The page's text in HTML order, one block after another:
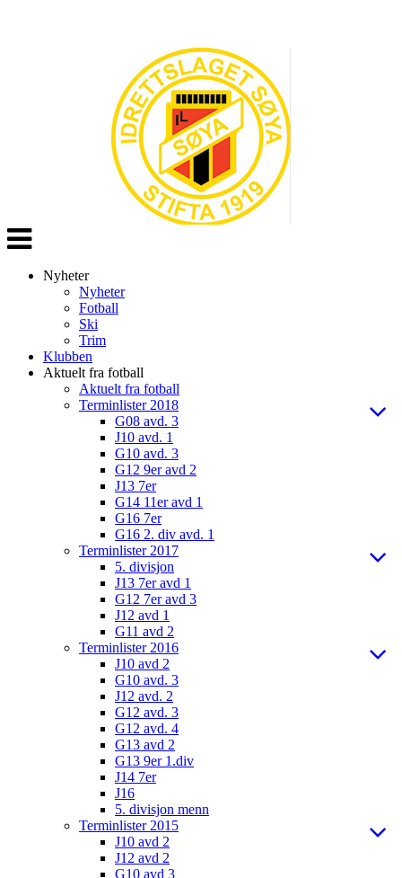
Veksle
navigasjon
Nyheter
Nyheter
Fotball
Ski
Trim
Klubben
Aktuelt fra fotball
Aktuelt fra fotball
Terminlister 2018
G08 avd. 3
J10 avd. 1
G10 avd. 3
G12 9er avd 2
J13 7er
G14 11er avd 1
G16 7er
G16 2. div avd. 1
Terminlister 2017
5. divisjon
J13 7er avd 1
G12 7er avd 3
J12 avd 1
G11 avd 2
Terminlister 2016
J10 avd 2
G10 avd. 3
J12 avd. 2
G12 avd. 3
G12 avd. 4
G13 avd 2
G13 9er 1.div
J14 7er
J16
5. divisjon menn
Terminlister 2015
J10 avd 2
J12 avd 2
G10 avd 3